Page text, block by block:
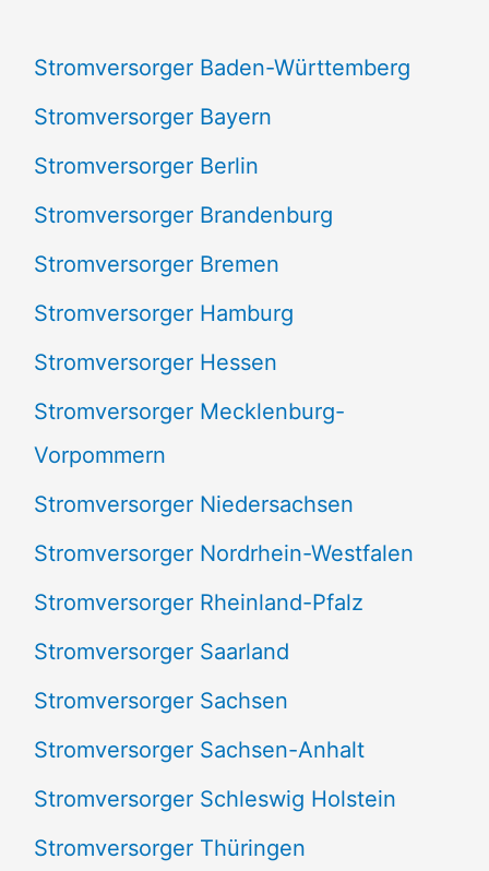
h
:
Stromversorger Baden-Württemberg
Stromversorger Bayern
Stromversorger Berlin
Stromversorger Brandenburg
Stromversorger Bremen
Stromversorger Hamburg
Stromversorger Hessen
Stromversorger Mecklenburg-
Vorpommern
Stromversorger Niedersachsen
Stromversorger Nordrhein-Westfalen
Stromversorger Rheinland-Pfalz
Stromversorger Saarland
Stromversorger Sachsen
Stromversorger Sachsen-Anhalt
Stromversorger Schleswig Holstein
Stromversorger Thüringen